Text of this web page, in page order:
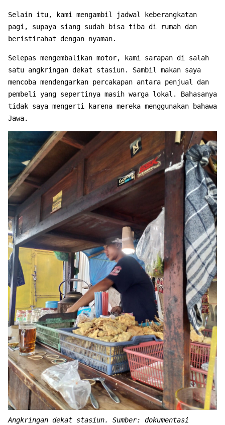
Selain itu, kami mengambil jadwal keberangkatan
pagi, supaya siang sudah bisa tiba di rumah dan
beristirahat dengan nyaman.
Selepas mengembalikan motor, kami sarapan di salah
satu angkringan dekat stasiun. Sambil makan saya
mencoba mendengarkan percakapan antara penjual dan
pembeli yang sepertinya masih warga lokal. Bahasanya
tidak saya mengerti karena mereka menggunakan bahawa
Jawa.
Angkringan dekat stasiun. Sumber: dokumentasi